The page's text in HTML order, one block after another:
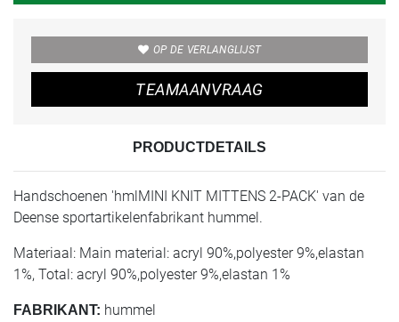
OP DE VERLANGLIJST
TEAMAANVRAAG
PRODUCTDETAILS
Handschoenen 'hmlMINI KNIT MITTENS 2-PACK' van de
Deense sportartikelenfabrikant hummel.
Materiaal: Main material: acryl 90%,polyester 9%,elastan
1%, Total: acryl 90%,polyester 9%,elastan 1%
FABRIKANT: hummel